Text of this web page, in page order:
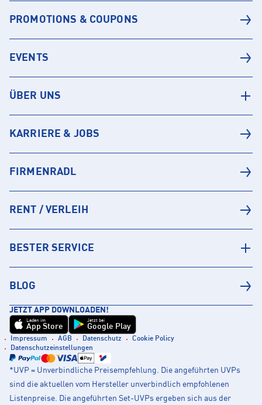
PROMOTIONS & COUPONS
EVENTS
ÜBER UNS
KARRIERE & JOBS
FIRMENRADL
RENT / VERLEIH
BESTER SERVICE
BLOG
JETZT APP DOWNLOADEN!
Laden im
App Store
Jetzt bei
Google Play
Impressum AGB Datenschutz
Cookie Policy
Datenschutzeinstellungen
*UVP = Unverbindliche Preisempfehlung. Die angeführten UVPs
sind die aktuellen vom Hersteller unverbindlich empfohlenen
Listenpreise. Die angeführten Set-UVPs ergeben sich aus der